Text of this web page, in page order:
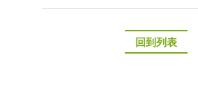
回到列表